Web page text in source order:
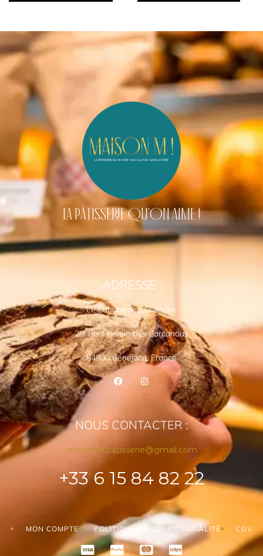
LA PÂTISSERIE QU'ON AIME !
ADRESSE :
Le Laboratoire Culinaire
29, Bis Chemin des Barcanous
64800 Bénéjacq, France
NOUS CONTACTER :
maisonm.patisserie@gmail.com
+33 6 15 84 82 22
MON COMPTE POLITIQUE DE CONFIDENTIALITÉ CGV